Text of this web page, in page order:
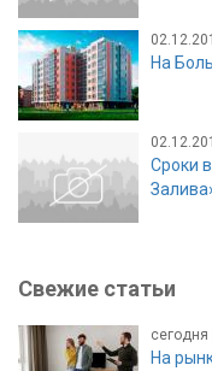
На
Сроки
Свежие статьи
сегодня
На